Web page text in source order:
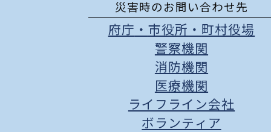
災害時のお問い合わせ先
府庁 ・ 市役所 ・ 町村役場
警察機関
消防機関
医療機関
ライフライン会社
ボランティア